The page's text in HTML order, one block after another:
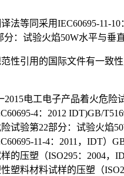
法等同采用IEC60695-11-
分：试验火焰50W水平与垂
性引用的国际文件有一致
2015电工电子产品着火危险
4：2012 IDT)GB/
试验第22部分：试验火焰
11-4：2011，IDT）
的压塑（ISO295：2004，
塑料材料试样的压塑（